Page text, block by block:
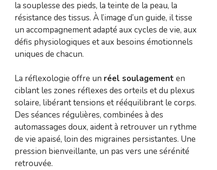
la souplesse des pieds, la teinte de la peau, la
résistance des tissus. À l’image d’un guide, il tisse
un accompagnement adapté aux cycles de vie, aux
défis physiologiques et aux besoins émotionnels
uniques de chacun.
La réflexologie offre un réel soulagement en
ciblant les zones réflexes des orteils et du plexus
solaire, libérant tensions et rééquilibrant le corps.
Des séances régulières, combinées à des
automassages doux, aident à retrouver un rythme
de vie apaisé, loin des migraines persistantes. Une
pression bienveillante, un pas vers une sérénité
retrouvée.